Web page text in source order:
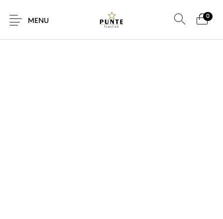
MENU
0
SALE!